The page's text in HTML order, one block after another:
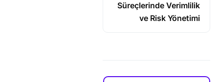
Süreçlerinde Verimlilik
ve Risk Yönetimi